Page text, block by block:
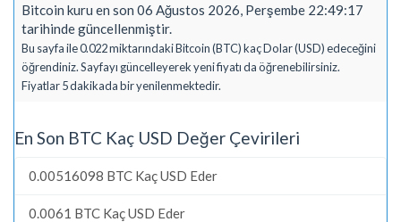
Bitcoin kuru en son 06 Ağustos 2026, Perşembe 22:49:17
tarihinde güncellenmiştir.
Bu sayfa ile 0.022 miktarındaki Bitcoin (BTC) kaç Dolar (USD) edeceğini
öğrendiniz. Sayfayı güncelleyerek yeni fiyatı da öğrenebilirsiniz.
Fiyatlar 5 dakikada bir yenilenmektedir.
En Son BTC Kaç USD Değer Çevirileri
0.00516098 BTC Kaç USD Eder
0.0061 BTC Kaç USD Eder